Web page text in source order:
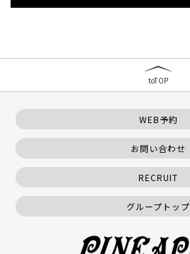
toTOP
WEB予約
お問い合わせ
RECRUIT
グループトップ